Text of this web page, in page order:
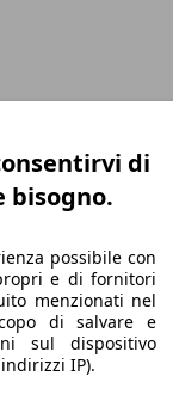
di
bisogno.
possibile con
e di fornitori
menzionati nel
di salvare e
sul dispositivo
IP).